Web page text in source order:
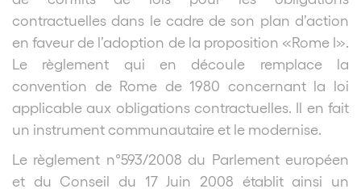
contractuelles dans le cadre de son plan d’action
en faveur de l’adoption de la proposition «Rome I».
Le règlement qui en découle remplace la
convention de Rome de 1980 concernant la loi
applicable aux obligations contractuelles. Il en fait
un instrument communautaire et le modernise.
Le règlement n°593/2008 du Parlement européen
et du Conseil du 17 Juin 2008 établit ainsi un